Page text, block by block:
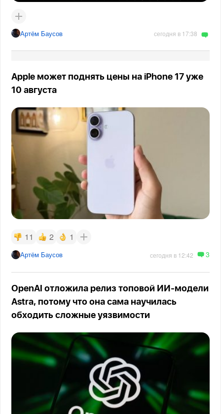
Артём Баусов сегодня в 17:38
Apple может поднять цены на iPhone 17 уже
10 августа
11 2 1
Артём Баусов сегодня в 12:42 3
OpenAI отложила релиз топовой ИИ-модели
Astra, потому что она сама научилась
обходить сложные уязвимости